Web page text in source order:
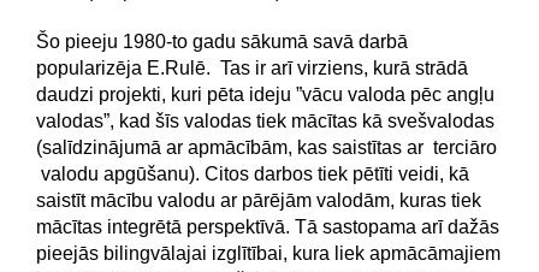
Šo pieeju 1980-to gadu sākumā savā darbā
popularizēja E.Rulē. Tas ir arī virziens, kurā strādā
daudzi projekti, kuri pēta ideju ”vācu valoda pēc angļu
valodas”, kad šīs valodas tiek mācītas kā svešvalodas
(salīdzinājumā ar apmācībām, kas saistītas ar terciāro
valodu apgūšanu). Citos darbos tiek pētīti veidi, kā
saistīt mācību valodu ar pārējām valodām, kuras tiek
mācītas integrētā perspektīvā. Tā sastopama arī dažās
pieejās bilingvālajai izglītībai, kura liek apmācāmajiem